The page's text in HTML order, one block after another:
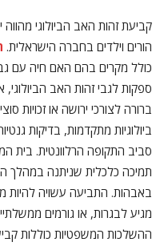
קביעת זהות האב הביולוגי מהווה
הורים וילדים בחברה הישראלית.
כולל מקרים בהם האם חיה עם
ספקות לגבי זהות האב
ברורה לצורכי ירושה או זכויות
ביולוגיות מתקדמות, בדיקות
סביב התקופה הרלוונטית. בית
תמיכה כלכלית שניתנה במהלך
באבהות. התביעה עשויה להיות
מגיע לבגרות, או גורמים
ההשלכות המשפטיות כוללות